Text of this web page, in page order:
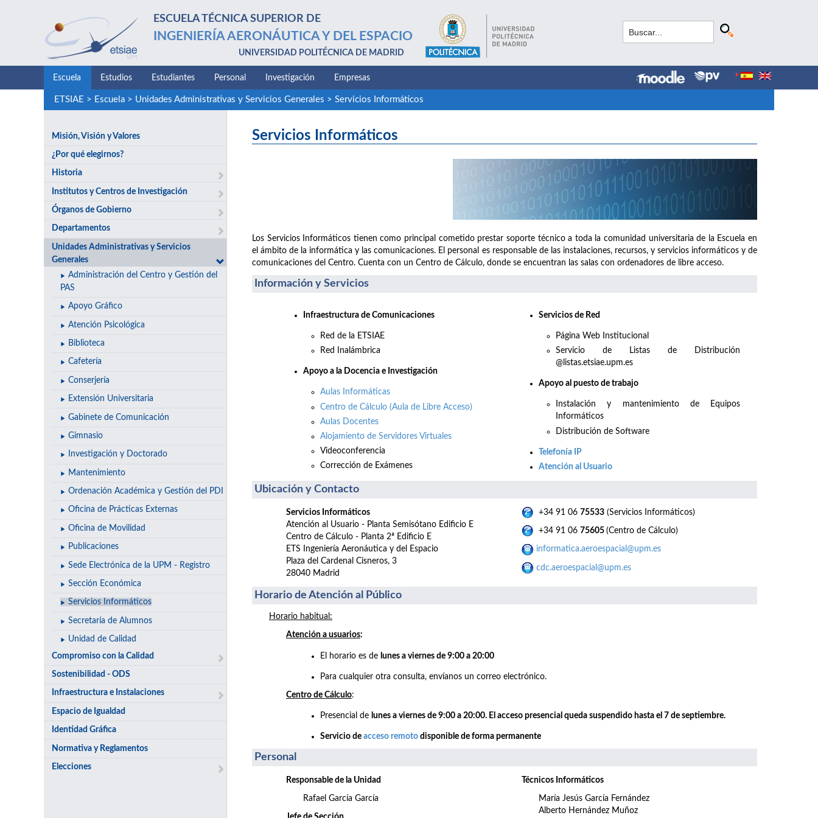
ESCUELA TÉCNICA SUPERIOR DE
INGENIERÍA AERONÁUTICA Y DEL ESPACIO
UNIVERSIDAD POLITÉCNICA DE MADRID
Escuela Estudios Estudiantes Personal Investigación Empresas
ETSIAE > Escuela> Unidades Administrativas y Servicios Generales > Servicios Informáticos
Misión, Visión y Valores
¿Por qué elegirnos?
Historia
Institutos y Centros de Investigación
Órganos de Gobierno
Departamentos
Unidades Administrativas y Servicios
Generales
Administración del Centro y Gestión del
PAS
Apoyo Gráfico
Atención Psicológica
Biblioteca
Cafetería
Conserjería
Extensión Universitaria
Gabinete de Comunicación
Gimnasio
Investigación y Doctorado
Mantenimiento
Ordenación Académica y Gestión del PDI
Oficina de Prácticas Externas
Oficina de Movilidad
Publicaciones
Sede Electrónica de la UPM - Registro
Sección Económica
Servicios Informáticos
Secretaría de Alumnos
Unidad de Calidad
Compromiso con la Calidad
Sostenibilidad - ODS
Infraestructura e Instalaciones
Espacio de Igualdad
Identidad Gráfica
Normativa y Reglamentos
Elecciones
Servicios Informáticos
Los Servicios Informáticos tienen como principal cometido prestar soporte técnico a toda la comunidad universitaria de la Escuela en
el ámbito de la informática y las comunicaciones. El personal es responsable de las instalaciones, recursos, y servicios informáticos y de
comunicaciones del Centro. Cuenta con un Centro de Cálculo, donde se encuentran las salas con ordenadores de libre acceso.
Información y Servicios
Infraestructura de Comunicaciones
Red de la ETSIAE
Red Inalámbrica
Apoyo a la Docencia e Investigación
Aulas Informáticas
Centro de Cálculo (Aula de Libre Acceso)
Aulas Docentes
Alojamiento de Servidores Virtuales
Videoconferencia
Corrección de Exámenes
Servicios de Red
Página Web Institucional
Servicio de Listas de Distribución
@listas.etsiae.upm.es
Apoyo al puesto de trabajo
Instalación y mantenimiento de Equipos
Informáticos
Distribución de Software
Telefonía IP
Atención al Usuario
Ubicación y Contacto
Servicios Informáticos
Atención al Usuario - Planta Semisótano Edificio E
Centro de Cálculo - Planta 2ª Edificio E
ETS Ingeniería Aeronáutica y del Espacio
Plaza del Cardenal Cisneros, 3
28040 Madrid
+34 91 06 75533 (Servicios Informáticos)
+34 91 06 75605 (Centro de Cálculo)
informatica.aeroespacial@upm.es
cdc.aeroespacial@upm.es
Horario de Atención al Público
Horario habitual:
Atención a usuarios:
El horario es de lunes a viernes de 9:00 a 20:00
Para cualquier otra consulta, envíanos un correo electrónico.
Centro de Cálculo:
Presencial de lunes a viernes de 9:00 a 20:00. El acceso presencial queda suspendido hasta el 7 de septiembre.
Servicio de acceso remoto disponible de forma permanente
Personal
Responsable de la Unidad
Rafael García García
Técnicos Informáticos
María Jesús García Fernández
Alberto Hernández Muñoz